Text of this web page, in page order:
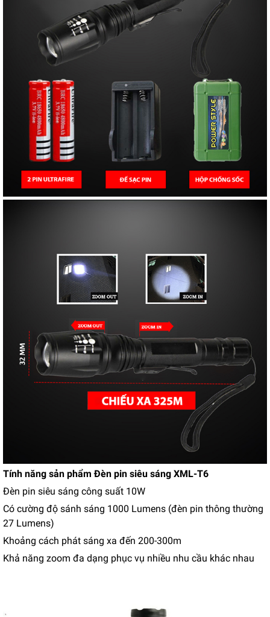
Tính năng sản phẩm Đèn pin siêu sáng XML-T6
Đèn pin siêu sáng công suất 10W
Có cường độ sánh sáng 1000 Lumens (đèn pin thông thường
27 Lumens)
Khoảng cách phát sáng xa đến 200-300m
Khả năng zoom đa dạng phục vụ nhiều nhu cầu khác nhau